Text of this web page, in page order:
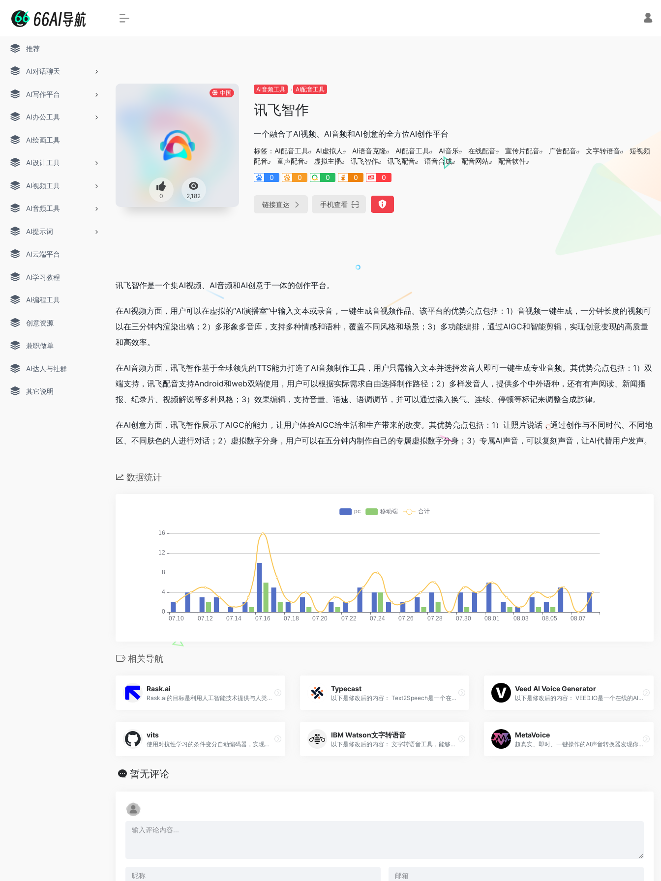
推荐
AI对话聊天
AI写作平台
AI办公工具
AI绘画工具
AI设计工具
AI视频工具
AI音频工具
AI提示词
AI云端平台
AI学习教程
AI编程工具
创意资源
兼职做单
AI达人与社群
其它说明
中国
0 2,182
AI音频工具 AI配音工具
讯飞智作
一个融合了AI视频、AI音频和AI创意的全方位AI创作平台
标签： AI配音工具 AI虚拟人 AI语音克隆 AI配音工具 AI音乐 在线配音 宣传片配音 广告配音 文字转语音
短视频
配音
童声配音 虚拟主播 讯飞智作 讯飞配音 语音合成 配音网站
配音软件
0
0 0 0 0
链接直达 手机查看
讯飞智作是一个集AI视频、AI音频和AI创意于一体的创作平台。
在AI视频方面，用户可以在虚拟的“AI演播室”中输入文本或录音，一键生成音视频作品。该平台的优势亮点包括：1）音视频一键生成，一分钟长度的视频可
以在三分钟内渲染出稿；2）多形象多音库，支持多种情感和语种，覆盖不同风格和场景；3）多功能编排，通过AIGC和智能剪辑，实现创意变现的高质量
和高效率。
在AI音频方面，讯飞智作基于全球领先的TTS能力打造了AI音频制作工具，用户只需输入文本并选择发音人即可一键生成专业音频。其优势亮点包括：1）双
端支持，讯飞配音支持Android和web双端使用，用户可以根据实际需求自由选择制作路径；2）多样发音人，提供多个中外语种，还有有声阅读、新闻播
报、纪录片、视频解说等多种风格；3）效果编辑，支持音量、语速、语调调节，并可以通过插入换气、连续、停顿等标记来调整合成韵律。
在AI创意方面，讯飞智作展示了AIGC的能力，让用户体验AIGC给生活和生产带来的改变。其优势亮点包括：1）让照片说话，通过创作与不同时代、不同地
区、不同肤色的人进行对话；2）虚拟数字分身，用户可以在五分钟内制作自己的专属虚拟数字分身；3）专属AI声音，可以复刻声音，让AI代替用户发声。
数据统计
相关导航
Rask.ai
Rask.ai的目标是利用人工智能技术提供与人类配音和翻译相媲美的体验，让用户不再需要依赖昂贵的翻译人员。该平台为用户提供语音配音、字幕和翻译服务。
Typecast
以下是修改后的内容： Text2Speech是一个在线AI语音生成器，能够将文本转化为逼真的语音，并赋予语音情感。
Veed AI Voice Generator
以下是修改后的内容： VEED.IO是一个在线的AI语音生成器和视频编辑工具，可以将文本转化为语音，并将其添加到任何视频中。
vits
使用对抗性学习的条件变分自动编码器，实现端到端的文本转语音转换。
IBM Watson文字转语音
以下是修改后的内容： 文字转语音工具，能够使语音听起来更加自然，甚至可以满足个人需求的定制特点。
MetaVoice
超真实、即时、一键操作的AI声音转换器发现你的声音，创造虚拟世界 声音工作室使创作者能够快速为其内容生成独特、引人入胜且高度情绪化的AI配音。这个在线应用程序提供闪电般的速度，一键式语音转换和角色创建。立即免费试用。 etaVoice利用AI实时改变语音身份，同时保留人类情感。保护您的隐私，自信地说话，并在100多个平台和角色中扩展您的内容创作。
暂无评论